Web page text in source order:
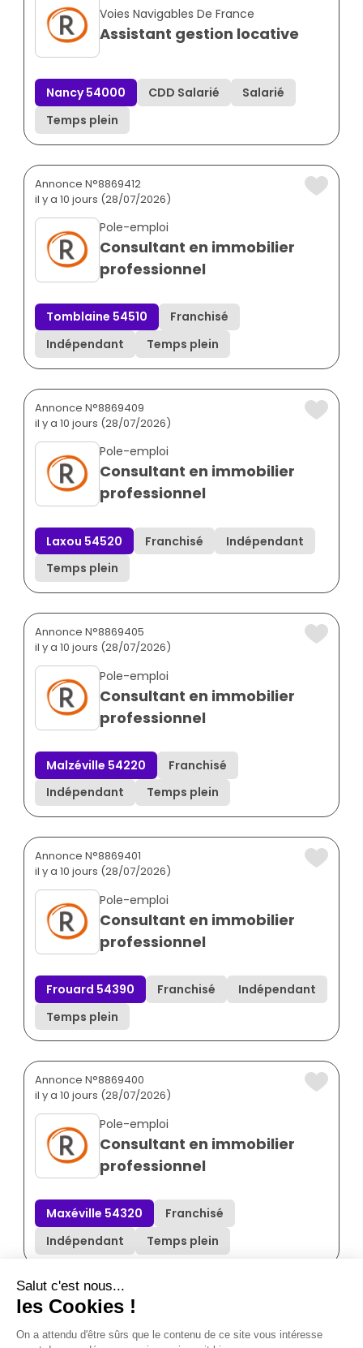
Voies Navigables De France
Assistant gestion locative
Nancy 54000 CDD Salarié
Salarié
Temps plein
Annonce N°8869412
il y a 10 jours (28/07/2026)
Pole-emploi
Consultant en immobilier
professionnel
Tomblaine 54510
Franchisé
Indépendant
Temps plein
Annonce N°8869409
il y a 10 jours (28/07/2026)
Pole-emploi
Consultant en immobilier
professionnel
Laxou 54520 Franchisé
Indépendant
Temps plein
Annonce N°8869405
il y a 10 jours (28/07/2026)
Pole-emploi
Consultant en immobilier
professionnel
Malzéville 54220
Franchisé
Indépendant
Temps plein
Annonce N°8869401
il y a 10 jours (28/07/2026)
Pole-emploi
Consultant en immobilier
professionnel
Frouard 54390 Franchisé
Indépendant
Temps plein
Annonce N°8869400
il y a 10 jours (28/07/2026)
Pole-emploi
Consultant en immobilier
professionnel
Maxéville 54320
Franchisé
Indépendant
Temps plein
Annonce N°8869399